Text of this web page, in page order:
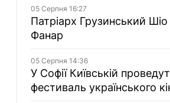
05 Серпня 16:27
Патріарх Грузинський Шіо
Фанар
05 Серпня 14:36
У Софії Київській
фестиваль українського